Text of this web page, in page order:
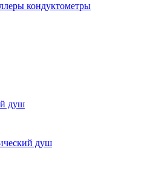
кондуктометры
душ
душ